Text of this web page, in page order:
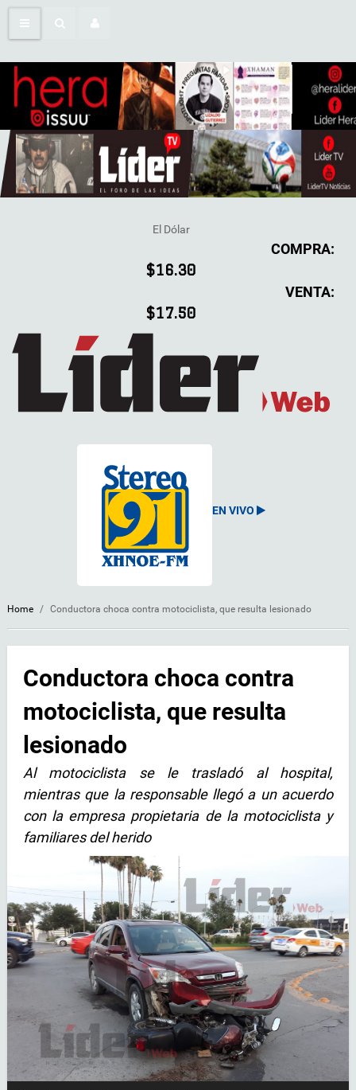
El Dólar
COMPRA:
$16.30
VENTA:
$17.50
EN VIVO
Home / Conductora choca contra motociclista, que resulta lesionado
Conductora choca contra
motociclista, que resulta
lesionado
Al motociclista se le trasladó al hospital,
mientras que la responsable llegó a un acuerdo
con la empresa propietaria de la motociclista y
familiares del herido